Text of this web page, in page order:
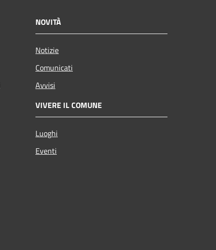
NOVITÀ
Notizie
Comunicati
Avvisi
VIVERE IL COMUNE
Luoghi
Eventi